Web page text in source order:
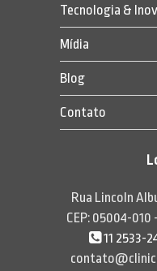
Tecnologia &
Mídia
Blog
Contato
Rua Lincoln
CEP: 05004-010
11 2533-